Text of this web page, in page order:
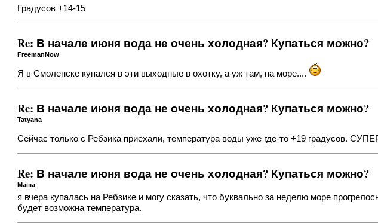
Градусов +14-15
Re: В начале июня вода не очень холодная? Купаться можно?
FreemanNow
Я в Смоленске купался в эти выходные в охотку, а уж там, на море....
Re: В начале июня вода не очень холодная? Купаться можно?
Tatyana
Сейчас только с Ребзика приехали, температура воды уже где-то +19 градусов.
Re: В начале июня вода не очень холодная? Купаться можно?
Маша
я вчера купалась на Ребзике и могу сказать, что буквально за неделю море
будет возможна температура.